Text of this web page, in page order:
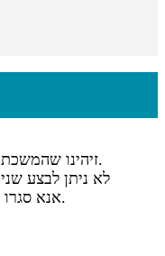
זיהינו שהמשכתם את התהליך באתר בחלון חדש.
לא ניתן לבצע
אנא סגרו את החלון בכדי להמשיך בתהליך.